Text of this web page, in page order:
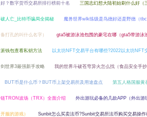
好？数字货币交易所排行榜前十名 三国志幻想大陆初始刷什么好（
破人亡_比特币骗局全揭秘 魔兽世界wlk练级是鸟德好还是野德（tbc
备打孔的叫什么名字） gta5被游泳池包围的豪宅在哪（gta5带游泳
派钱包查看私钥方法 以太坊NFT交易平台有哪些?2022以太坊NFT
剑世界3最强新手攻略 我的世界斗破苍穹异火怎么找（食品安全手抄
BUT币是什么币？BUT币上架交易所及用途盘点 第五人格国服黄
链TRON波场（TRX）全面介绍 外出游玩必备的几款APP（外出游
开服的游戏） Sunbit怎么买卖法币?Sunbit交易所法币购买交易操作